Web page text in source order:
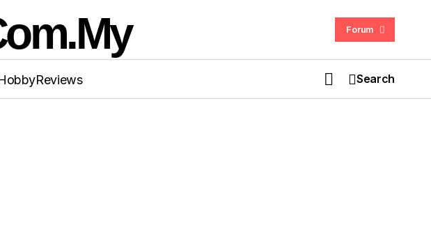
Forum
Reviews Search
2 Kini Tersedia di